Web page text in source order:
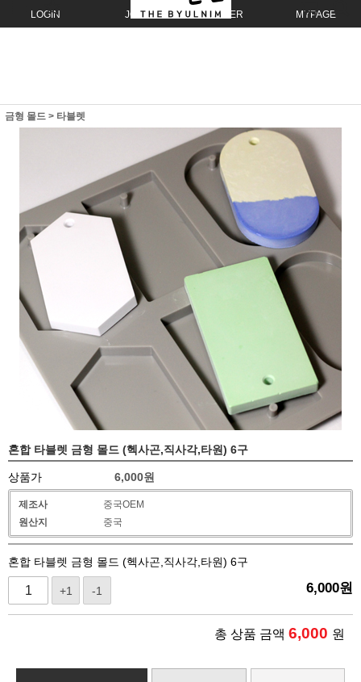
LOGIN JOIN ORDER MYPAGE
금형 몰드 > 타블렛
혼합 타블렛 금형 몰드 (헥사곤,직사각,타원) 6구
상품가 6,000원
제조사
중국OEM
원산지
중국
혼합 타블렛 금형 몰드 (헥사곤,직사각,타원) 6구
+1 -1 6,000원
총 상품 금액 6,000 원